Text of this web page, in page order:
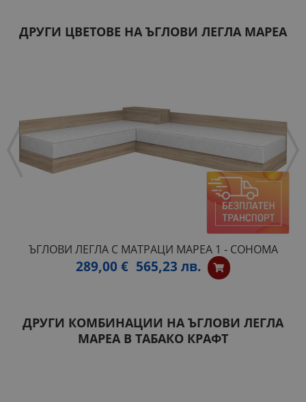
ДРУГИ ЦВЕТОВЕ НА ЪГЛОВИ ЛЕГЛА МАРЕА
ЪГЛОВИ ЛЕГЛА С МАТРАЦИ МАРЕА 1 - СОНОМА
289,00 € 565,23 лв.
ДРУГИ КОМБИНАЦИИ НА ЪГЛОВИ ЛЕГЛА
МАРЕА В ТАБАКО КРАФТ